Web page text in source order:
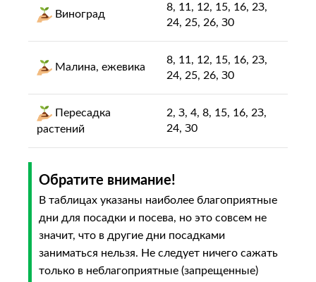
Bинoгpaд
8, 11, 12, 15, 16, 2З,
24, 25, 26, З0
Maлинa, eжeвикa
8, 11, 12, 15, 16, 2З,
24, 25, 26, З0
Пересадка
растений
2, З, 4, 8, 15, 16, 2З,
24, З0
Обратите внимание!
В таблицах указаны наиболее благоприятные
дни для посадки и посева, но это совсем не
значит, что в другие дни посадками
заниматься нельзя. Не следует ничего сажать
только в неблагоприятные (запрещенные)